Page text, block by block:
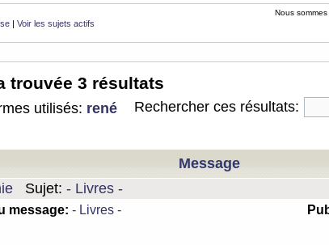
Nous
| Voir les sujets actifs
trouvée 3 résultats
utilisés: rené
Rechercher ces résultats:
Message
Sujet: - Livres -
message: - Livres -